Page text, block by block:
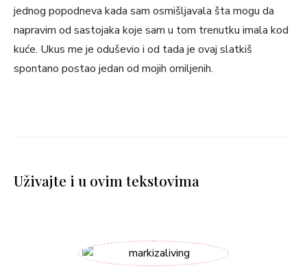
jednog popodneva kada sam osmišljavala šta mogu da
napravim od sastojaka koje sam u tom trenutku imala kod
kuće. Ukus me je oduševio i od tada je ovaj slatkiš
spontano postao jedan od mojih omiljenih.
Uživajte i u ovim tekstovima